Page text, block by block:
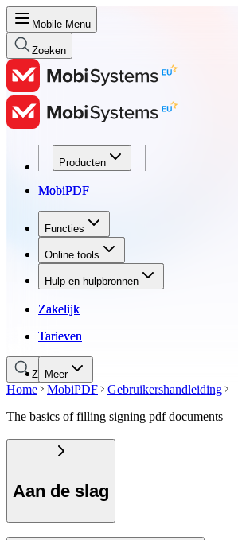
Mobile Menu
Zoeken
Producten
MobiPDF
Functies
Online tools
Hulp en hulpbronnen
Zakelijk
Tarieven
Meer
Producten
MobiPDF
Functies
Online tools
Hulp en hulpbronnen
Zakelijk
Tarieven
Zoeken
Home MobiPDF
Gebruikershandleiding
The basics of filling signing pdf documents
Aan de slag